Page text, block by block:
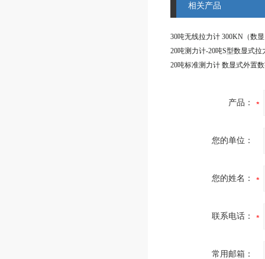
相关产品
产品：
您的单位：
您的姓名：
联系电话：
常用邮箱：